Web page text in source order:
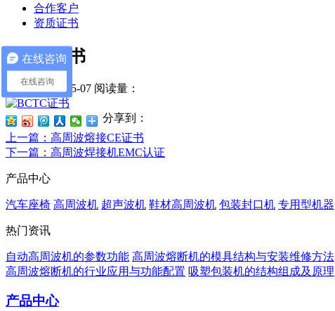
合作客户
资质证书
BCTC证书
日期：2021-05-07 阅读量：
分享到：
上一篇 ：高周波熔接CE证书
下一篇 ：高周波焊接机EMC认证
产品中心
汽车座椅 高周波机 超声波机 鞋材高周波机 包装封口机 专用型机器
热门资讯
自动高周波机的参数功能 高周波熔断机的模具结构与安装维修方法
高周波熔断机的行业应用与功能配置 吸塑包装机的结构组成及原理
产品中心
在线咨询
在线咨询